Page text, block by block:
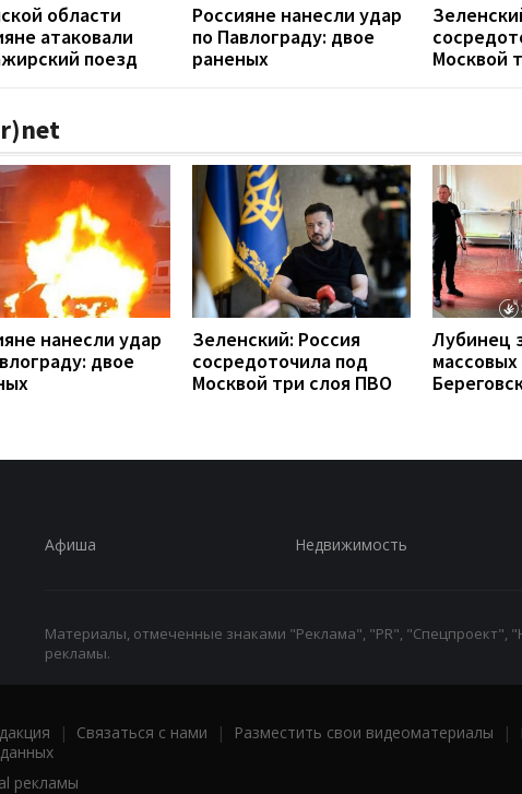
области
атаковали
поезд
Россияне нанесли удар
по Павлограду: двое
раненых
Москвой
нанесли удар
двое
Зеленский: Россия
сосредоточила под
Москвой три слоя ПВО
Лубинец
Афиша Недвижимость
Материалы, отмеченные знаками "Реклама", "PR", "Спецпроект",
рекламы.
| Связаться с нами | Разместить свои видеоматериалы |
рекламы